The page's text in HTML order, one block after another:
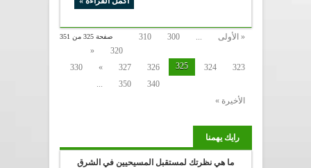
صفحة 325 من 351 « الأولى ...
300
310
320
«
323
324
325
326
327
»
330
340
350
...
الأخيرة »
رايك يهمنا
ما هي نظرتك لمستقبل المسيحيين في الشرق